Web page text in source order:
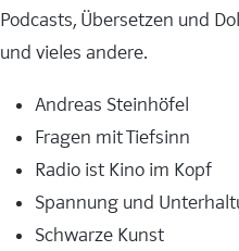
Podcasts, Übersetzen und
und vieles andere.
Andreas Steinhöfel
Fragen mit Tiefsinn
Radio ist Kino im Kopf
Spannung und
Schwarze Kunst